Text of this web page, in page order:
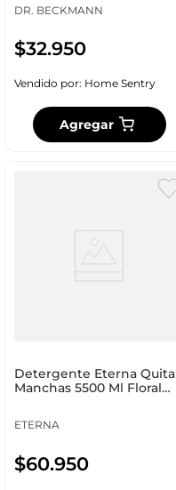
DR. BECKMANN
$32.950
Vendido por: Home Sentry
Agregar
Detergente Eterna Quita
Manchas 5500 Ml Floral
ETERNA
$60.950